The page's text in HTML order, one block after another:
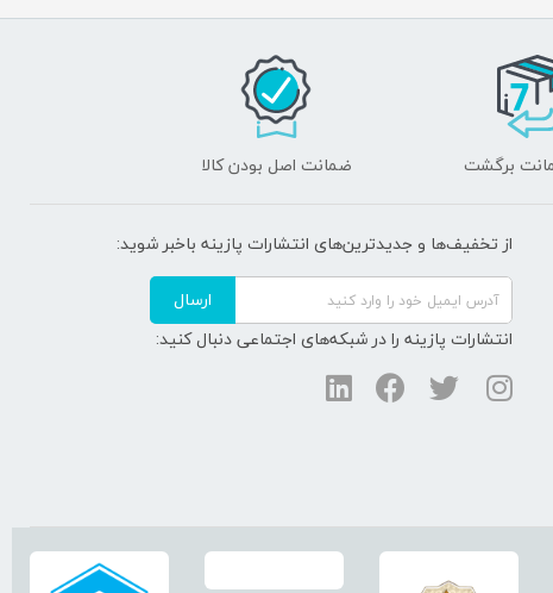
ضمانت اصل بودن کالا
از تخفیف‌ها و جدیدترین‌های انتشارات پازینه باخبر شوید:
ارسال
انتشارات پازینه را در شبکه‌های اجتماعی دنبال کنید: